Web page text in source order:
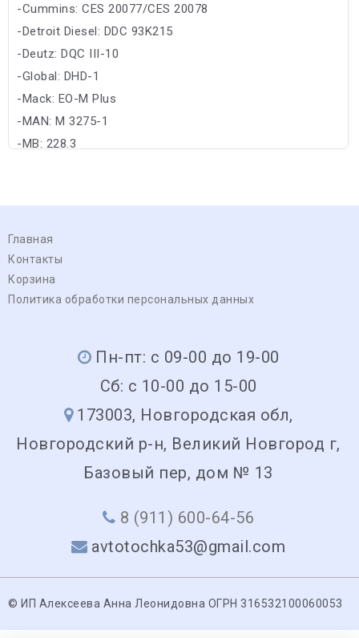
-Cummins: CES 20077/CES 20078
-Detroit Diesel: DDC 93K215
-Deutz: DQC III-10
-Global: DHD-1
-Mack: EO-M Plus
-MAN: M 3275-1
-MB: 228.3
Главная
Контакты
Корзина
Политика обработки персональных данных
Пн-пт: с 09-00 до 19-00
Сб: с 10-00 до 15-00
173003, Новгородская обл,
Новгородский р-н, Великий Новгород г,
Базовый пер, дом № 13
8 (911) 600-64-56
avtotochka53@gmail.com
© ИП Алексеева Анна Леонидовна ОГРН 316532100060053